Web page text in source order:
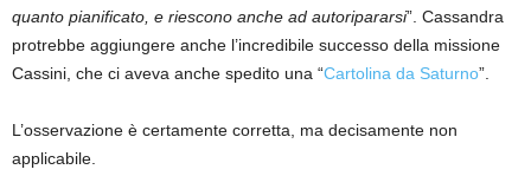
quanto pianificato, e riescono anche ad autoripararsi”. Cassandra
protrebbe aggiungere anche l’incredibile successo della missione
Cassini, che ci aveva anche spedito una “Cartolina da Saturno”.
L’osservazione è certamente corretta, ma decisamente non
applicabile.